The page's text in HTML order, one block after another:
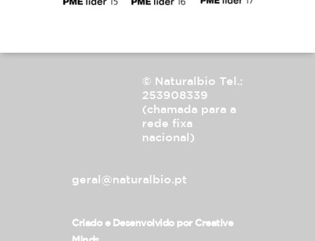
© Naturalbio Tel.:
253908339
(chamada para a
rede fixa
nacional)
geral@naturalbio.pt
Criado e Desenvolvido por Creative